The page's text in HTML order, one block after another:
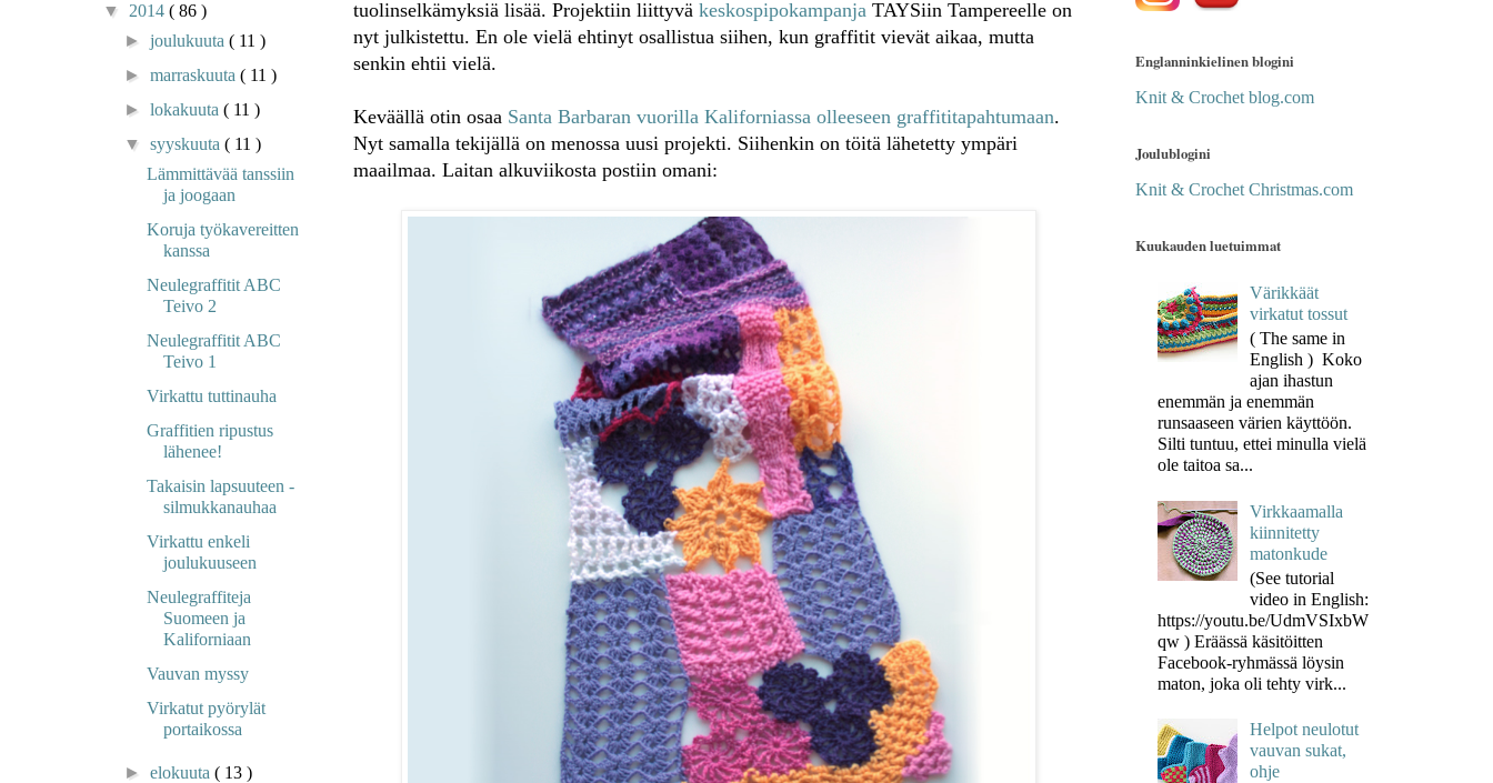
tuolinselkämyksiä lisää. Projektiin liittyvä keskospipokampanja TAYSiin Tampereelle on
nyt julkistettu. En ole vielä ehtinyt osallistua siihen, kun graffitit vievät aikaa, mutta
senkin ehtii vielä.
Keväällä otin osaa Santa Barbaran vuorilla Kaliforniassa olleeseen graffititapahtumaan.
Nyt samalla tekijällä on menossa uusi projekti. Siihenkin on töitä lähetetty ympäri
maailmaa. Laitan alkuviikosta postiin omani:
▼ 2014 ( 86 )
►joulukuuta( 11 )
►marraskuuta( 11 )
►lokakuuta( 11 )
▼syyskuuta( 11 )
Lämmittävää tanssiin
ja joogaan
Koruja työkavereitten
kanssa
Neulegraffitit ABC
Teivo 2
Neulegraffitit ABC
Teivo 1
Virkattu tuttinauha
Graffitien ripustus
lähenee!
Takaisin lapsuuteen -
silmukkanauhaa
Virkattu enkeli
joulukuuseen
Neulegraffiteja
Suomeen ja
Kaliforniaan
Vauvan myssy
Virkatut pyörylät
portaikossa
►elokuuta( 13 )
Englanninkielinen blogini
Knit & Crochet blog.com
Joulublogini
Knit & Crochet Christmas.com
Kuukauden luetuimmat
Värikkäät
virkatut tossut
( The same in
English ) Koko
ajan ihastun
enemmän ja enemmän
runsaaseen värien käyttöön.
Silti tuntuu, ettei minulla vielä
ole taitoa sa...
Virkkaamalla
kiinnitetty
matonkude
(See tutorial
video in English:
https://youtu.be/UdmVSIxbW
qw ) Eräässä käsitöitten
Facebook-ryhmässä löysin
maton, joka oli tehty virk...
Helpot neulotut
vauvan sukat,
ohje